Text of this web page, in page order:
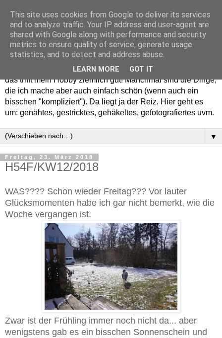
Willkommen in meinem "Wohnzimmer". Einfach und schön -
das trifft mein Hobby ziemlich gut! Manchmal sind die Dinge,
die ich mache aber auch einfach schön (wenn auch ein
bisschen "kompliziert"). Da liegt ja der Reiz. Hier geht es
um: genähtes, gestricktes, gehäkeltes, gefotografiertes uvm.
▼
Freitag, 23. März 2018
H54F/KW12/2018
WAS???? Schon wieder Freitag??? Vor lauter
Glücksmomenten habe ich gar nicht bemerkt, wie die
Woche vergangen ist.
Zwar ist der Frühling immer noch nicht da... aber
wenigstens gab es ein bisschen Sonnenschein und
This site uses cookies from Google to deliver its services
and to analyze traffic. Your IP address and user-agent are
shared with Google along with performance and security
metrics to ensure quality of service, generate usage
statistics, and to detect and address abuse.
LEARN MORE GOT IT